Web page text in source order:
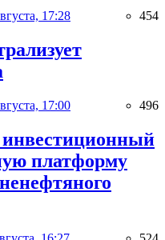
17:28 454
17:00 496
платформу